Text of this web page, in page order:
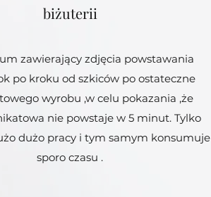
biżuterii
zawierający zdjęcia powstawania
po kroku od szkiców po ostateczne
wyrobu ,w celu pokazania ,że
nie powstaje w 5 minut. Tylko
dużo pracy i tym samym konsumuje
sporo czasu .